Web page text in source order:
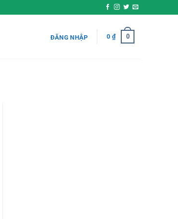
ĐĂNG NHẬP 0 ₫ 0